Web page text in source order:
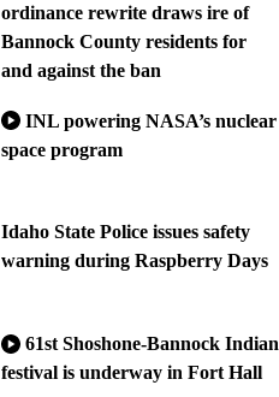
ordinance rewrite draws ire of
Bannock County residents for
and against the ban
INL powering NASA’s nuclear
space program
Idaho State Police issues safety
warning during Raspberry Days
61st Shoshone-Bannock Indian
festival is underway in Fort Hall